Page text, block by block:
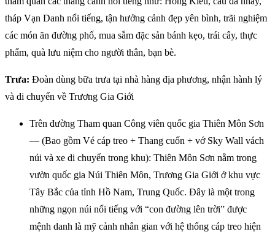
tháp Vạn Danh nổi tiếng, tận hưởng cảnh đẹp yên bình, trãi nghiệm
các món ăn đường phố, mua sắm đặc sản bánh kẹo, trái cây, thực
phẩm, quà lưu niệm cho người thân, bạn bè.
Trưa: Đoàn dùng bữa trưa tại nhà hàng địa phương, nhận hành lý
và di chuyển về Trương Gia Giới
Trên đường Tham quan Công viên quốc gia Thiên Môn Sơn
— (Bao gồm Vé cáp treo + Thang cuốn + vớ Sky Wall vách
núi và xe di chuyển trong khu): Thiên Môn Sơn nằm trong
vườn quốc gia Núi Thiên Môn, Trương Gia Giới ở khu vực
Tây Bắc của tỉnh Hồ Nam, Trung Quốc. Đây là một trong
những ngọn núi nổi tiếng với “con đường lên trời” được
mệnh danh là mỹ cảnh nhân gian với hệ thống cáp treo hiện